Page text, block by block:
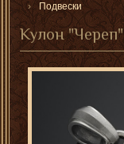
Подвески
Кулон "Череп"